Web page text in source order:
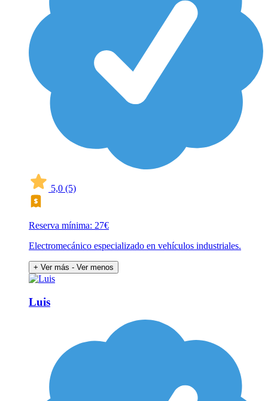
5,0 (5)
Reserva mínima: 27€
Electromecánico especializado en vehículos industriales.
+ Ver más - Ver menos
Luis